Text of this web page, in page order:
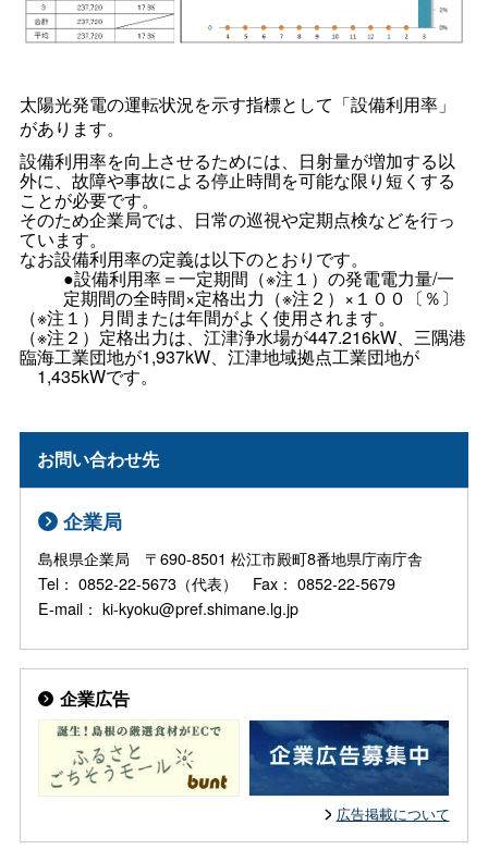
太陽光発電の運転状況を示す指標として「設備利用率」
があります。
設備利用率を向上させるためには、日射量が増加する以
外に、故障や事故による停止時間を可能な限り短くする
ことが必要です。
そのため企業局では、日常の巡視や定期点検などを行っ
ています。
なお設備利用率の定義は以下のとおりです。
●設備利用率＝一定期間（※注１）の発電電力量/一
定期間の全時間×定格出力（※注２）×１００〔％〕
（※注１）月間または年間がよく使用されます。
（※注２）定格出力は、江津浄水場が447.216kW、三隅港
臨海工業団地が1,937kW、江津地域拠点工業団地が
1,435kWです。
お問い合わせ先
企業局
島根県企業局 〒690-8501 松江市殿町8番地県庁南庁舎
Tel： 0852-22-5673（代表） Fax： 0852-22-5679
E-mail： ki-kyoku@pref.shimane.lg.jp
企業広告
広告掲載について